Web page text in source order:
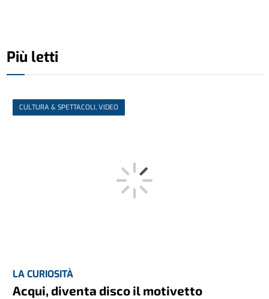
Più letti
CULTURA & SPETTACOLI, VIDEO
LA CURIOSITÀ
Acqui, diventa disco il motivetto